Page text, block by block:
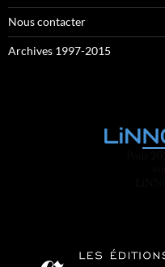
Nous contacter
Archives 1997-2015